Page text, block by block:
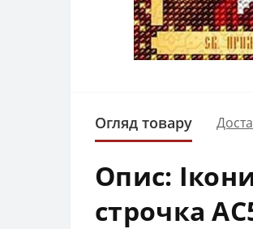
Огляд товару
Опис:
строчка